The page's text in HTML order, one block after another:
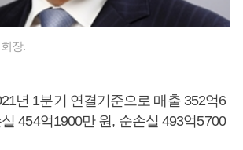
장.
년 1분기 연결기준으로 매출 352억6
454억1900만 원, 순손실 493억5700